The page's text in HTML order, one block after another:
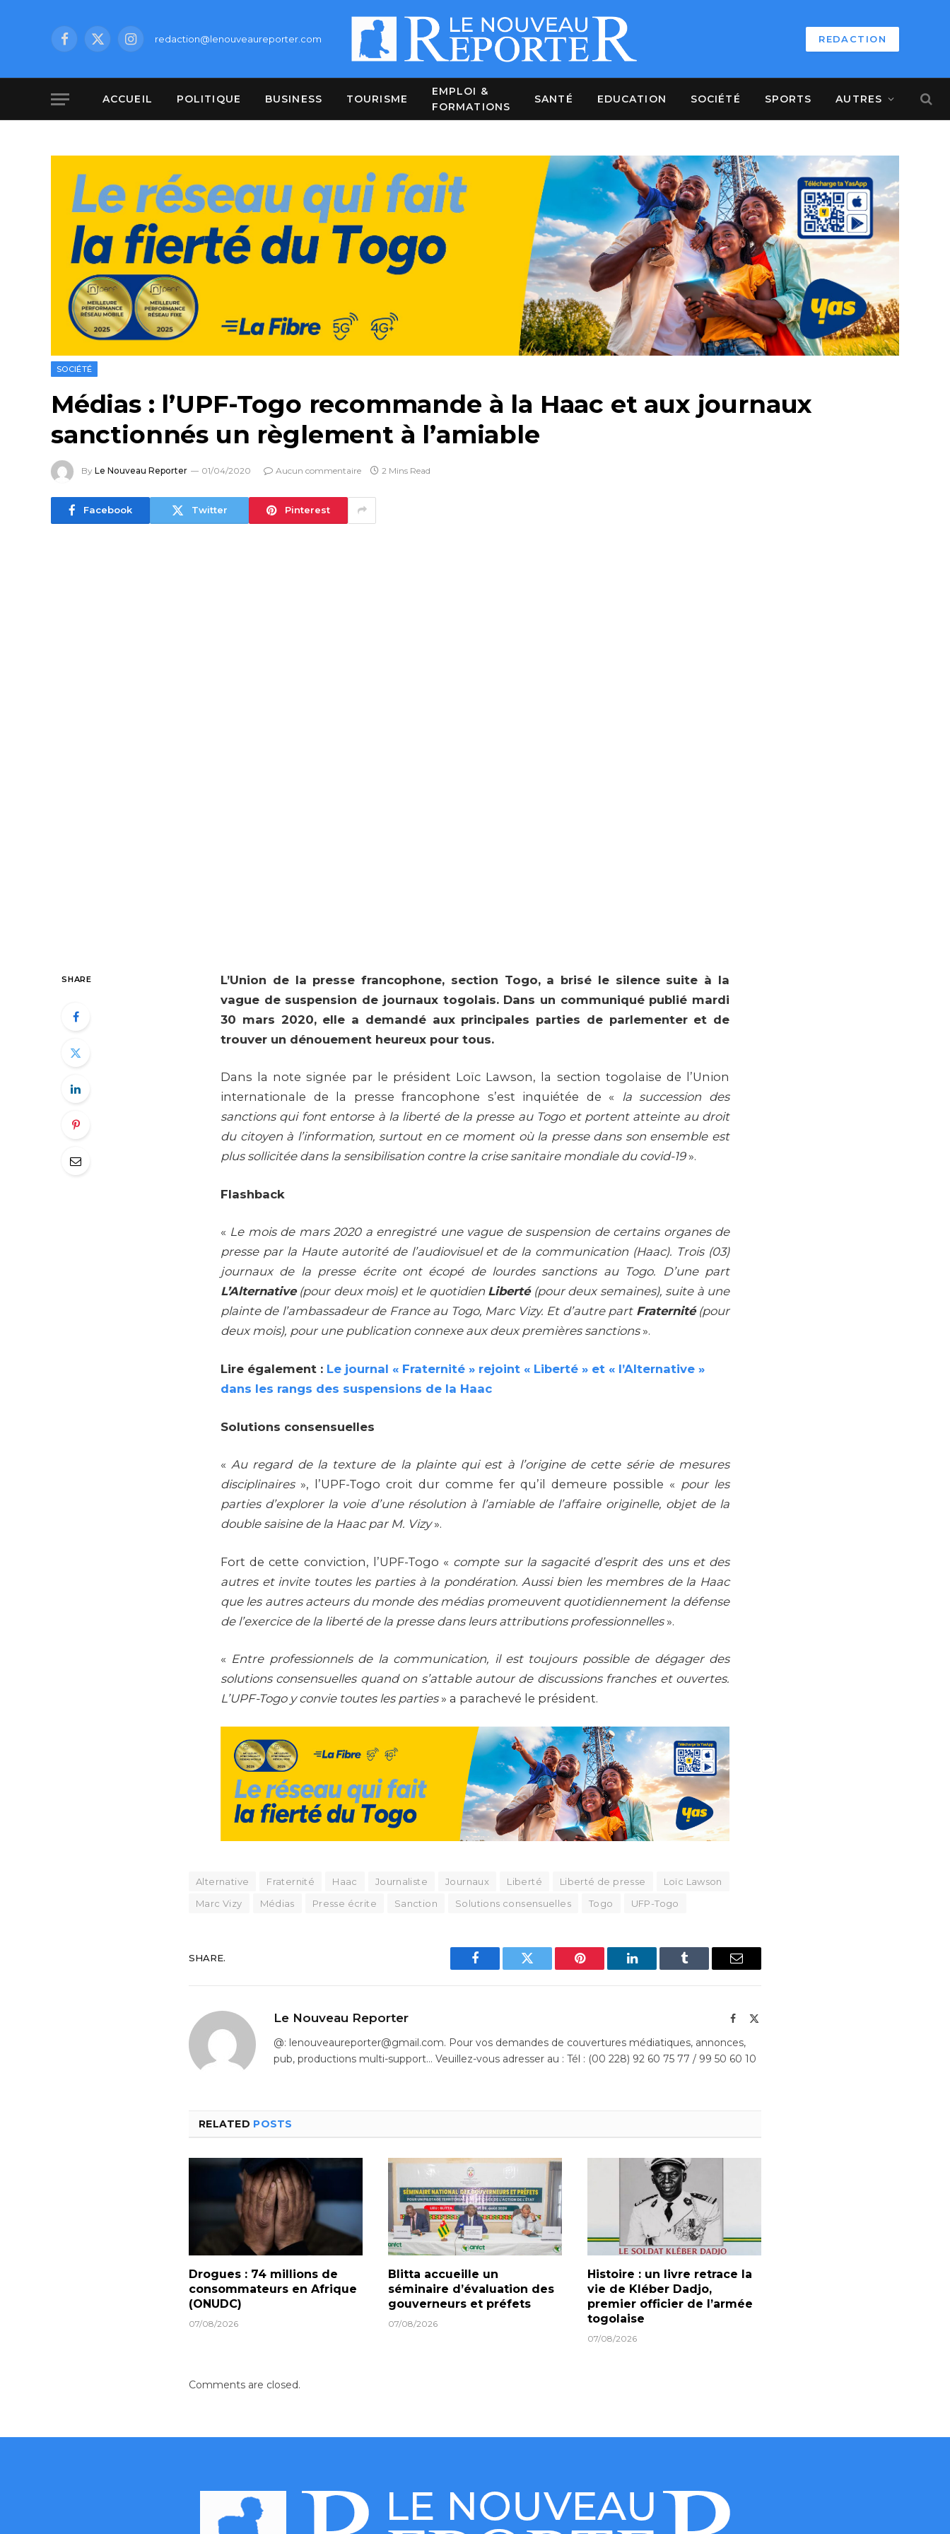
Facebook
X
Instagramredaction@lenouveaureporter.com REDACTION
ACCUEIL POLITIQUE BUSINESS TOURISME
EMPLOI &
FORMATIONS
SANTÉ EDUCATION SOCIÉTÉ SPORTS AUTRES
SOCIÉTÉ
Médias : l’UPF-Togo recommande à la Haac et aux journaux
sanctionnés un règlement à l’amiable
By Le Nouveau Reporter 01/04/2020 Aucun commentaire 2 Mins Read
Facebook Twitter Pinterest
SHARE
L’Union de la presse francophone, section Togo, a brisé le silence suite à la
vague de suspension de journaux togolais. Dans un communiqué publié mardi
30 mars 2020, elle a demandé aux principales parties de parlementer et de
trouver un dénouement heureux pour tous.
Dans la note signée par le président Loïc Lawson, la section togolaise de l’Union
internationale de la presse francophone s’est inquiétée de « la succession des
sanctions qui font entorse à la liberté de la presse au Togo et portent atteinte au droit
du citoyen à l’information, surtout en ce moment où la presse dans son ensemble est
plus sollicitée dans la sensibilisation contre la crise sanitaire mondiale du covid-19».
Flashback
« Le mois de mars 2020 a enregistré une vague de suspension de certains organes de
presse par la Haute autorité de l’audiovisuel et de la communication (Haac). Trois (03)
journaux de la presse écrite ont écopé de lourdes sanctions au Togo. D’une part
L’Alternative (pour deux mois) et le quotidien Liberté (pour deux semaines), suite à une
plainte de l’ambassadeur de France au Togo, Marc Vizy. Et d’autre part Fraternité (pour
deux mois), pour une publication connexe aux deux premières sanctions».
Lire également : Le journal « Fraternité » rejoint « Liberté » et « l’Alternative »
dans les rangs des suspensions de la Haac
Solutions consensuelles
«Au regard de la texture de la plainte qui est à l’origine de cette série de mesures
disciplinaires», l’UPF-Togo croit dur comme fer qu’il demeure possible « pour les
parties d’explorer la voie d’une résolution à l’amiable de l’affaire originelle, objet de la
double saisine de la Haac par M. Vizy».
Fort de cette conviction, l’UPF-Togo « compte sur la sagacité d’esprit des uns et des
autres et invite toutes les parties à la pondération. Aussi bien les membres de la Haac
que les autres acteurs du monde des médias promeuvent quotidiennement la défense
de l’exercice de la liberté de la presse dans leurs attributions professionnelles».
« Entre professionnels de la communication, il est toujours possible de dégager des
solutions consensuelles quand on s’attable autour de discussions franches et ouvertes.
L’UPF-Togo y convie toutes les parties» a parachevé le président.
Alternative Fraternité Haac Journaliste Journaux Liberté Liberté de presse
Loïc Lawson
Marc Vizy
Médias Presse écrite Sanction Solutions consensuelles Togo UFP-Togo
SHARE.
Facebook Twitter Pinterest LinkedIn Tumblr Email
Le Nouveau Reporter Facebook
@: lenouveaureporter@gmail.com. Pour vos demandes de couvertures médiatiques, annonces,
pub, productions multi-support… Veuillez-vous adresser au : Tél : (00 228) 92 60 75 77 / 99 50 60 10
RELATED POSTS
Drogues : 74 millions de
consommateurs en Afrique
(ONUDC)
07/08/2026
Blitta accueille un
séminaire d’évaluation des
gouverneurs et préfets
07/08/2026
Histoire : un livre retrace la
vie de Kléber Dadjo,
premier officier de l’armée
togolaise
07/08/2026
Comments are closed.